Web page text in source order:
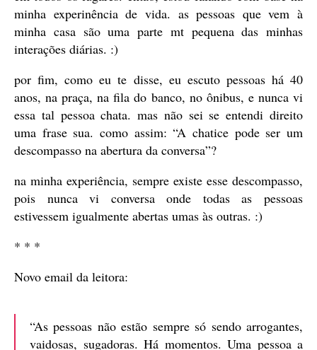
minha experinência de vida. as pessoas que vem à
minha casa são uma parte mt pequena das minhas
interações diárias. :)
por fim, como eu te disse, eu escuto pessoas há 40
anos, na praça, na fila do banco, no ônibus, e nunca vi
essa tal pessoa chata. mas não sei se entendi direito
uma frase sua. como assim: “A chatice pode ser um
descompasso na abertura da conversa”?
na minha experiência, sempre existe esse descompasso,
pois nunca vi conversa onde todas as pessoas
estivessem igualmente abertas umas às outras. :)
* * *
Novo email da leitora:
“As pessoas não estão sempre só sendo arrogantes,
vaidosas, sugadoras. Há momentos. Uma pessoa a